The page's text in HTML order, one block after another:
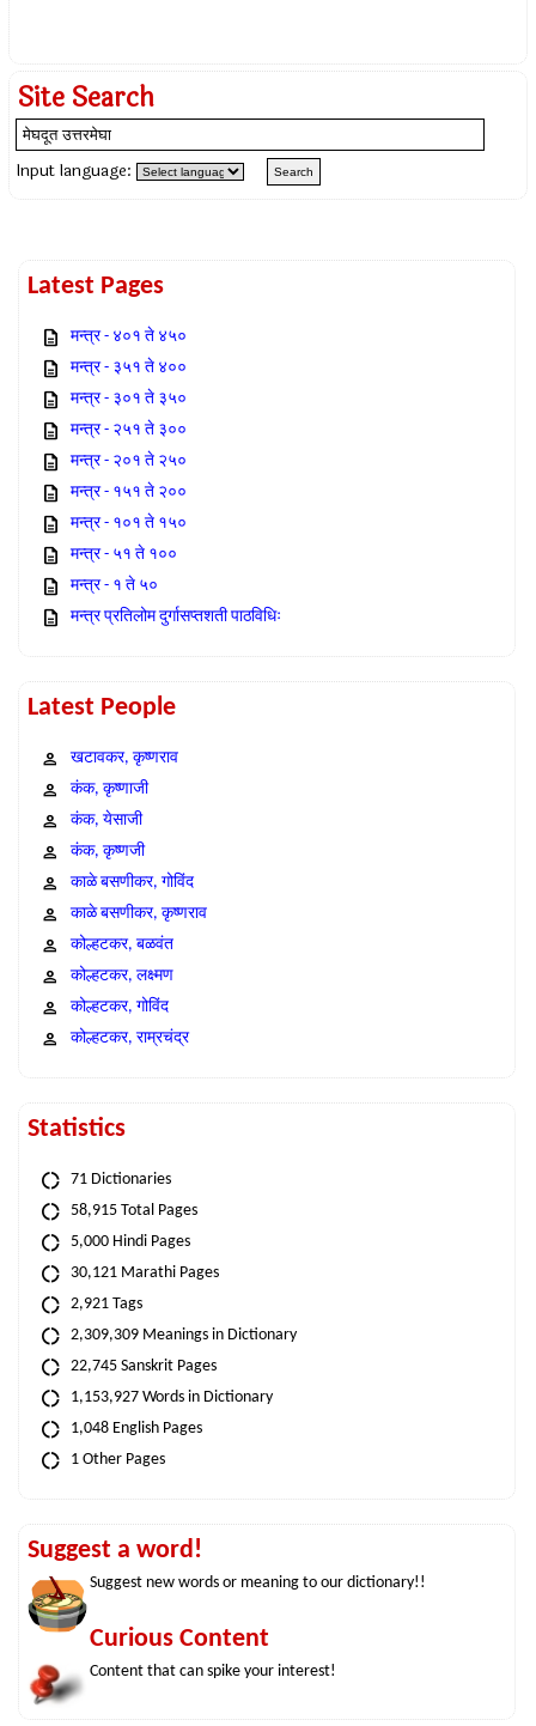
Site Search
Input language:
Latest Pages
मन्त्र - ४०१ ते ४५०
मन्त्र - ३५१ ते ४००
मन्त्र - ३०१ ते ३५०
मन्त्र - २५१ ते ३००
मन्त्र - २०१ ते २५०
मन्त्र - १५१ ते २००
मन्त्र - १०१ ते १५०
मन्त्र - ५१ ते १००
मन्त्र - १ ते ५०
मन्त्र प्रतिलोम दुर्गासप्तशती पाठविधिः
Latest People
खटावकर, कृष्णराव
कंक, कृष्णाजी
कंक, येसाजी
कंक, कृष्णजी
काळे बसणीकर, गोविंद
काळे बसणीकर, कृष्णराव
कोल्हटकर, बळवंत
कोल्हटकर, लक्ष्मण
कोल्हटकर, गोविंद
कोल्हटकर, राम्रचंद्र
Statistics
71 Dictionaries
58,915 Total Pages
5,000 Hindi Pages
30,121 Marathi Pages
2,921 Tags
2,309,309 Meanings in Dictionary
22,745 Sanskrit Pages
1,153,927 Words in Dictionary
1,048 English Pages
1 Other Pages
Suggest a word!
Suggest new words or meaning to our dictionary!!
Curious Content
Content that can spike your interest!